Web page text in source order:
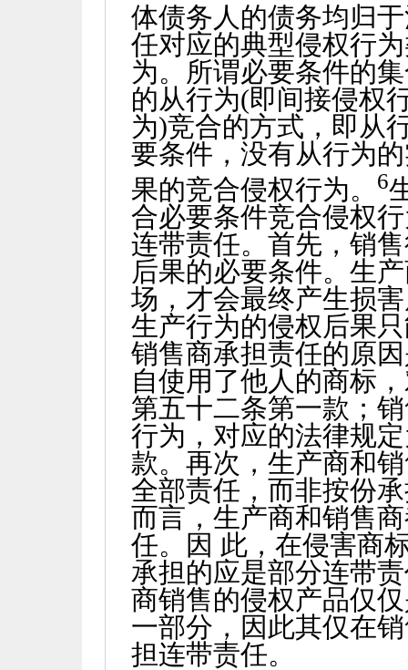
体债务人的债务均归
任对应的典型侵权行
为。所谓必要条件的
的从行为(即间接侵权
为)竞合的方式，即从
要条件，没有从行为
果的竞合侵权行为。
6
合必要条件竞合侵权
连带责任。首先，销
后果的必要条件。生
场，才会最终产生损
生产行为的侵权后果
销售商承担责任的原
自使用了他人的商标
第五十二条第一款；
行为，对应的法律规
款。再次，生产商和
全部责任，而非按份
而言，生产商和销售
任。因 此，在侵害商
承担的应是部分连带
商销售的侵权产品仅
一部分，因此其仅在
担连带责任。